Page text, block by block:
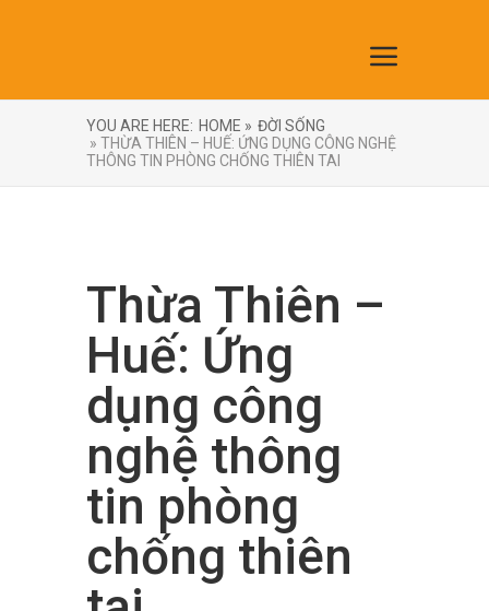
YOU ARE HERE: HOME » ĐỜI SỐNG
» THỪA THIÊN – HUẾ: ỨNG DỤNG CÔNG NGHỆ
THÔNG TIN PHÒNG CHỐNG THIÊN TAI
Thừa Thiên –
Huế: Ứng
dụng công
nghệ thông
tin phòng
chống thiên